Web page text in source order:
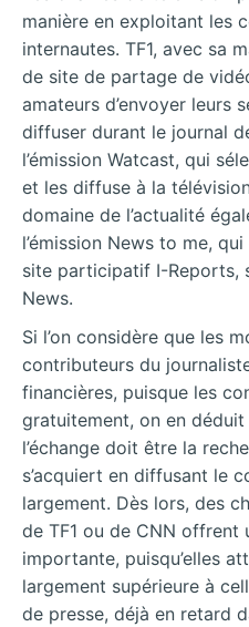
manière en exploitant les
internautes. TF1, avec sa
de site de partage de
amateurs d’envoyer leurs
diffuser durant le journal
l’émission Watcast, qui
et les diffuse à la
domaine de l’actualité
l’émission News to me,
site participatif I-Reports,
News.
Si l’on considère que les
contributeurs du
financières, puisque les
gratuitement, on en
l’échange doit être la
s’acquiert en diffusant le
largement. Dès lors, des
de TF1 ou de CNN offrent
importante, puisqu’elles
largement supérieure à
de presse, déjà en retard